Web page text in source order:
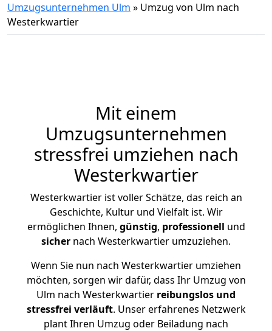
Umzugsunternehmen Ulm » Umzug von Ulm nach
Westerkwartier
Mit einem
Umzugsunternehmen
stressfrei umziehen nach
Westerkwartier
Westerkwartier ist voller Schätze, das reich an
Geschichte, Kultur und Vielfalt ist. Wir
ermöglichen Ihnen, günstig, professionell und
sicher nach Westerkwartier umzuziehen.
Wenn Sie nun nach Westerkwartier umziehen
möchten, sorgen wir dafür, dass Ihr Umzug von
Ulm nach Westerkwartier reibungslos und
stressfrei verläuft. Unser erfahrenes Netzwerk
plant Ihren Umzug oder Beiladung nach